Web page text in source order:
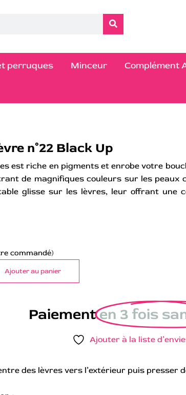
perruques Minceur Complément
n°22 Black Up
est riche en pigments et enrobe votre
de magnifiques couleurs sur les peaux
glisse sur les lèvres, leur offrant une
commandé)
Ajouter au panier
Paiementen 3 fois
Ajouter à la liste
des lèvres vers l’extérieur puis presser